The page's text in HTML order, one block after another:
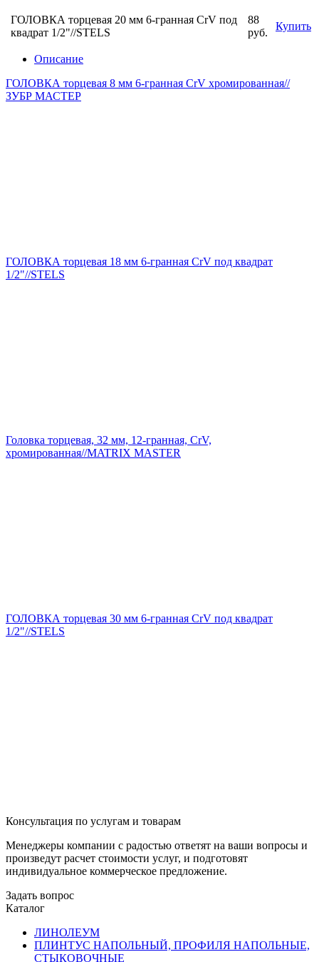
ГОЛОВКА торцевая 20 мм 6-гранная CrV под
квадрат 1/2"//STELS
88
руб.
Купить
Описание
ГОЛОВКА торцевая 8 мм 6-гранная CrV хромированная//
ЗУБР МАСТЕР
ГОЛОВКА торцевая 18 мм 6-гранная CrV под квадрат
1/2"//STELS
Головка торцевая, 32 мм, 12-гранная, CrV,
хромированная//MATRIX MASTER
ГОЛОВКА торцевая 30 мм 6-гранная CrV под квадрат
1/2"//STELS
Консультация по услугам и товарам
Менеджеры компании с радостью ответят на ваши вопросы и
произведут расчет стоимости услуг, и подготовят
индивидуальное коммерческое предложение.
Задать вопрос
Каталог
ЛИНОЛЕУМ
ПЛИНТУС НАПОЛЬНЫЙ, ПРОФИЛЯ НАПОЛЬНЫЕ,
СТЫКОВОЧНЫЕ